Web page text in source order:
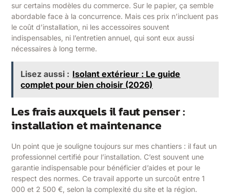
sur certains modèles du commerce. Sur le papier, ça semble
abordable face à la concurrence. Mais ces prix n’incluent pas
le coût d’installation, ni les accessoires souvent
indispensables, ni l’entretien annuel, qui sont eux aussi
nécessaires à long terme.
Lisez aussi : Isolant extérieur : Le guide
complet pour bien choisir (2026)
Les frais auxquels il faut penser :
installation et maintenance
Un point que je souligne toujours sur mes chantiers : il faut un
professionnel certifié pour l’installation. C’est souvent une
garantie indispensable pour bénéficier d’aides et pour le
respect des normes. Ce travail apporte un surcoût entre 1
000 et 2 500 €, selon la complexité du site et la région.